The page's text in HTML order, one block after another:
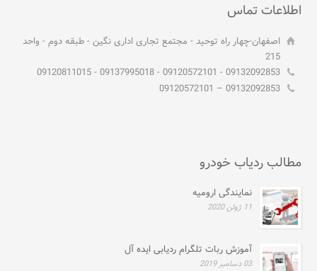
اطلاعات تماس
اصفهان-چهار راه توحید - مجتمع تجاری اداری نگین - طبقه دوم - واحد
215
09132092853 - 09120572101 - 09137995018 - 09120811015
09132092853 – 09120572101
مطالب ردیاب خودرو
نمایندگی ارومیه
11 ژوئن 2020
آموزش ربات تلگرام ردیابی ایده آل
03 دسامبر 2019